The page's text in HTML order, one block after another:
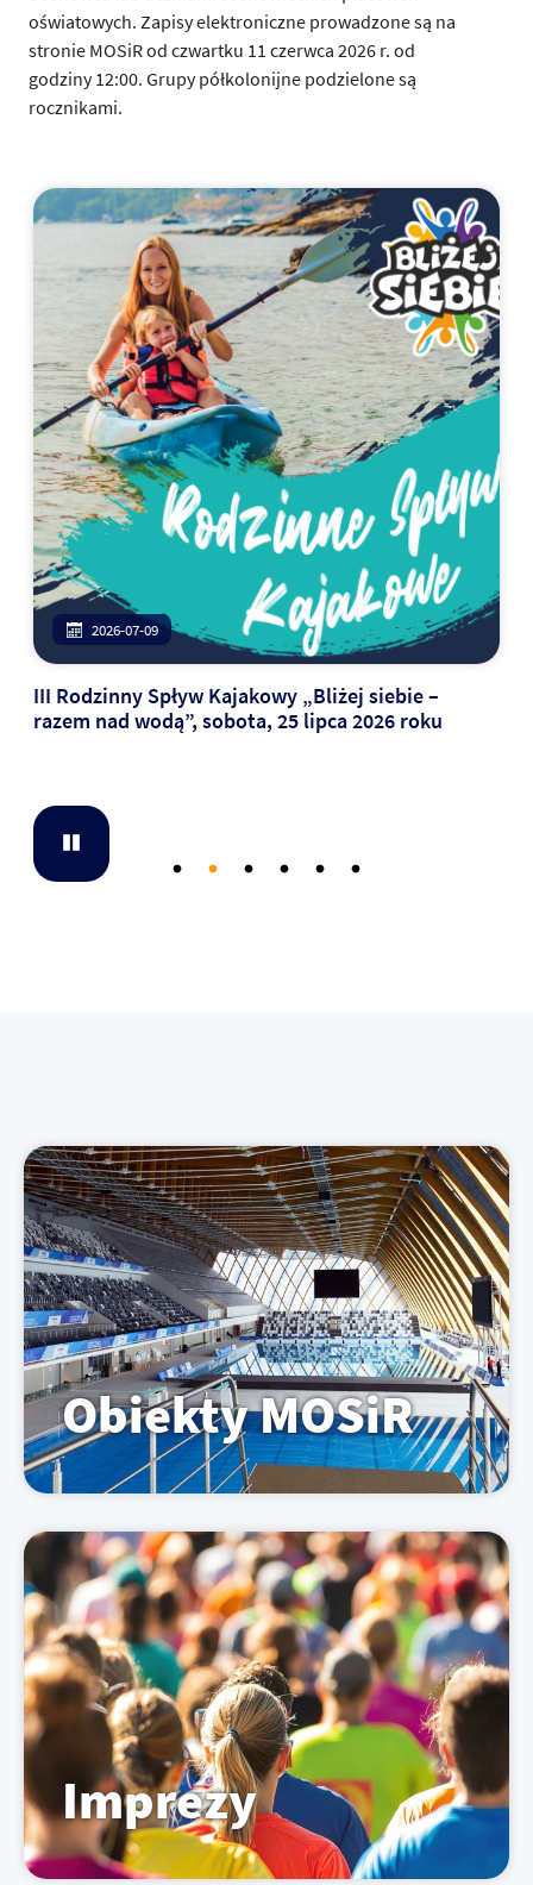
oświatowych. Zapisy elektroniczne prowadzone są na
stronie MOSiR od czwartku 11 czerwca 2026 r. od
godziny 12:00. Grupy półkolonijne podzielone są
rocznikami.
Pause
2026-07-09
III Rodzinny Spływ Kajakowy „Bliżej siebie –
razem nad wodą”, sobota, 25 lipca 2026 roku
Go to slide 1
Go to slide 2
Go to slide 3
Go to slide 4
Go to slide 5
Go to slide 6
Obiekty MOSiR
Imprezy